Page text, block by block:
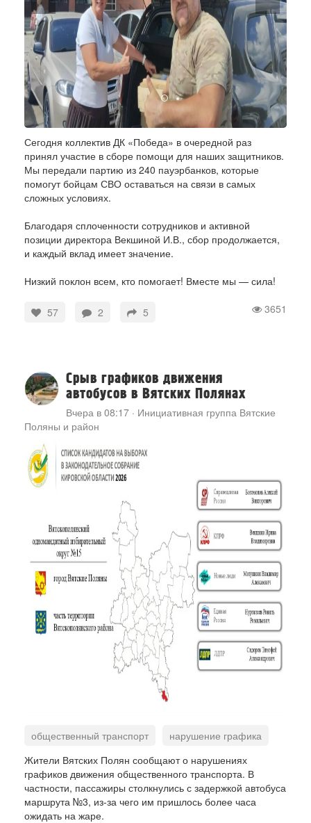
Сегодня коллектив ДК «Победа» в очередной раз
принял участие в сборе помощи для наших защитников.
Мы передали партию из 240 пауэрбанков, которые
помогут бойцам СВО оставаться на связи в самых
сложных условиях.
Благодаря сплоченности сотрудников и активной
позиции директора Векшиной И.В., сбор продолжается,
и каждый вклад имеет значение.
Низкий поклон всем, кто помогает! Вместе мы — сила!
3651
57 2 5
Срыв графиков движения
автобусов в Вятских Полянах
Вчера в 08:17 · Инициативная группа Вятские
Поляны и район
общественный транспорт
нарушение графика
пассажиры
Вятские Поляны
Жители Вятских Полян сообщают о нарушениях
графиков движения общественного транспорта. В
частности, пассажиры столкнулись с задержкой автобуса
маршрута №3, из-за чего им пришлось более часа
ожидать на жаре.